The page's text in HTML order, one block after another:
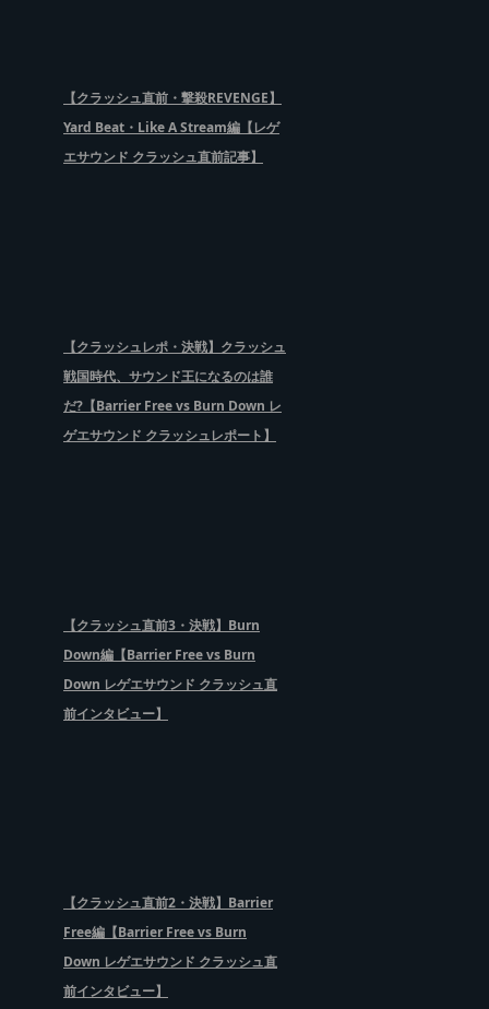
【クラッシュ直前・撃殺REVENGE】
Yard Beat・Like A Stream編【レゲ
エサウンド クラッシュ直前記事】
【クラッシュレポ・決戦】クラッシュ
戦国時代、サウンド王になるのは誰
だ?【Barrier Free vs Burn Down レ
ゲエサウンド クラッシュレポート】
【クラッシュ直前3・決戦】Burn
Down編【Barrier Free vs Burn
Down レゲエサウンド クラッシュ直
前インタビュー】
【クラッシュ直前2・決戦】Barrier
Free編【Barrier Free vs Burn
Down レゲエサウンド クラッシュ直
前インタビュー】